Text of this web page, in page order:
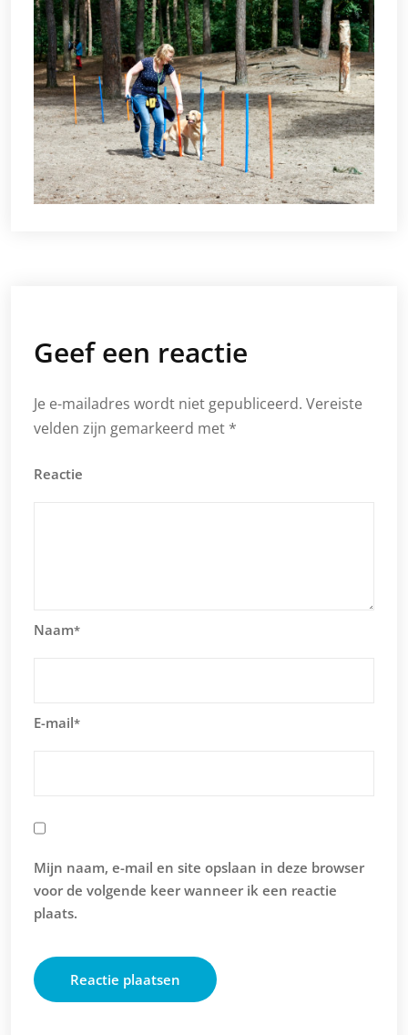
Geef een reactie
Je e-mailadres wordt niet gepubliceerd. Vereiste
velden zijn gemarkeerd met *
Reactie
Naam*
E-mail*
Mijn naam, e-mail en site opslaan in deze browser
voor de volgende keer wanneer ik een reactie
plaats.